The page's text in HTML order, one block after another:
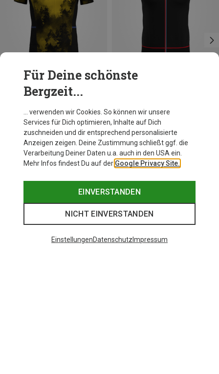
Herren Flash Trikot
L XL
Für Deine schönste
Bergzeit...
… verwenden wir Cookies. So können wir unsere
Services für Dich optimieren, Inhalte auf Dich
zuschneiden und dir entsprechend personalisierte
Anzeigen zeigen. Deine Zustimmung schließt ggf. die
Verarbeitung Deiner Daten u.a. auch in den USA ein.
Mehr Infos findest Du auf der Google Privacy Site.
EINVERSTANDEN
NICHT EINVERSTANDEN
EinstellungenDatenschutz Impressum